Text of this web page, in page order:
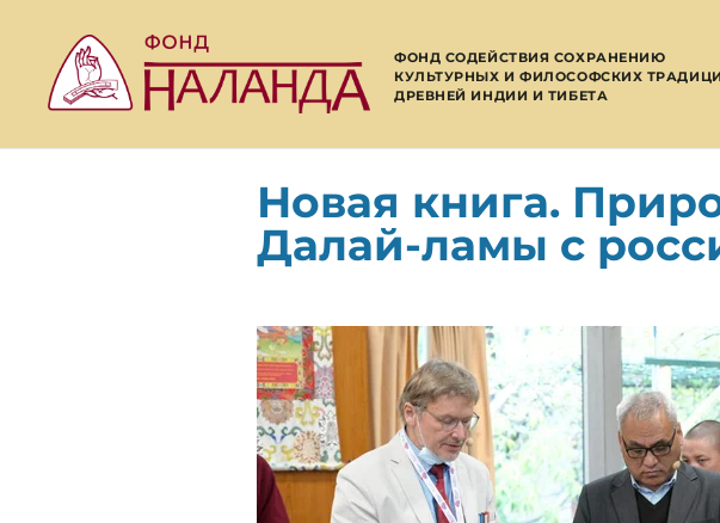
ФОНД СОДЕЙСТВИЯ СОХРАНЕНИЮ
КУЛЬТУРНЫХ И ФИЛОСОФСКИХ
ДРЕВНЕЙ ИНДИИ И ТИБЕТА
Новая книга.
Далай-ламы с